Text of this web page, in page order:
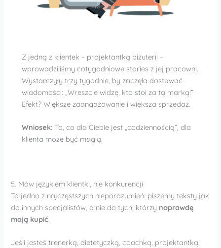
Z jedną z klientek – projektantką biżuterii –
wprowadziliśmy cotygodniowe stories z jej pracowni.
Wystarczyły trzy tygodnie, by zaczęła dostawać
wiadomości: „Wreszcie widzę, kto stoi za tą marką!”
Efekt? Większe zaangażowanie i większa sprzedaż.
Wniosek: To, co dla Ciebie jest „codziennością”, dla
klienta może być magią.
5. Mów językiem klientki, nie konkurencji
To jedno z najczęstszych nieporozumień: piszemy teksty jak
do innych specjalistów, a nie do tych, którzy naprawdę
mają kupić.
Jeśli jesteś trenerką, dietetyczką, coachką, projektantką,